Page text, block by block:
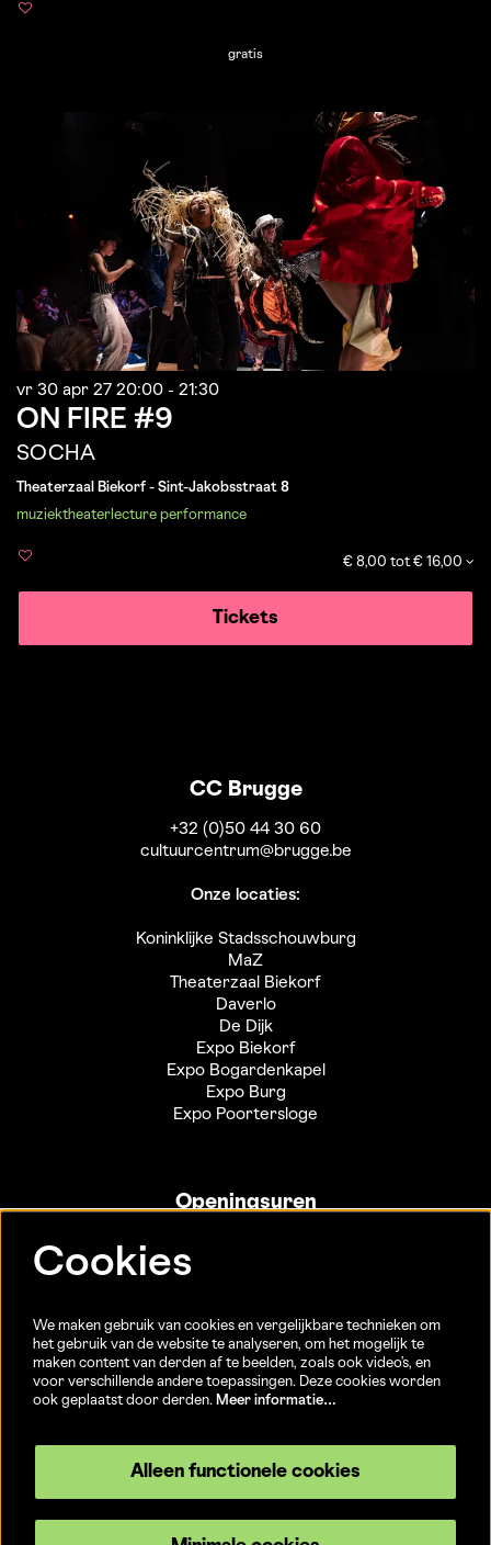
gratis
ON FIRE #9
SOCHA
vr 30 apr 27 20:00 - 21:30
Theaterzaal Biekorf - Sint-Jakobsstraat 8
muziektheater lecture performance
€ 8,00 tot € 16,00
Tickets
CC Brugge
+32 (0)50 44 30 60
cultuurcentrum@brugge.be
Onze locaties:
Koninklijke Stadsschouwburg
MaZ
Theaterzaal Biekorf
Daverlo
De Dijk
Expo Biekorf
Expo Bogardenkapel
Expo Burg
Expo Poortersloge
Openingsuren
Sint-Jakobsstraat 20
15/08)
Cookies
We maken gebruik van cookies en vergelijkbare technieken om
het gebruik van de website te analyseren, om het mogelijk te
maken content van derden af te beelden, zoals ook video’s, en
voor verschillende andere toepassingen. Deze cookies worden
ook geplaatst door derden. Meer informatie…
Alleen functionele cookies